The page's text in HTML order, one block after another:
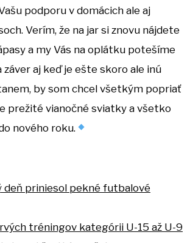
podporu v domácich ale aj
Verím, že na jar si znovu nájdete
a my Vás na oplátku potešíme
záver aj keď je ešte skoro ale inú
by som chcel všetkým popriať
prežité vianočné sviatky a všetko
nového roku.
deň priniesol pekné futbalové
tréningov kategórii U-15 až U-9